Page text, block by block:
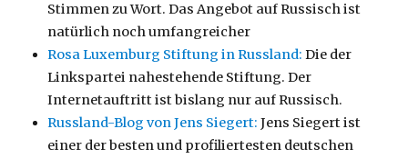
Stimmen zu Wort. Das Angebot auf Russisch ist
natürlich noch umfangreicher
Rosa Luxemburg Stiftung in Russland: Die der
Linkspartei nahestehende Stiftung. Der
Internetauftritt ist bislang nur auf Russisch.
Russland-Blog von Jens Siegert: Jens Siegert ist
einer der besten und profiliertesten deutschen